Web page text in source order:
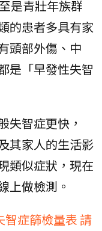
是青壯年族群
的患者多具有家
頭部外傷、中
是「早發性失智
失智症更快，
其家人的生活影
類似症狀，現在
上做檢測。
智症篩檢量表 請